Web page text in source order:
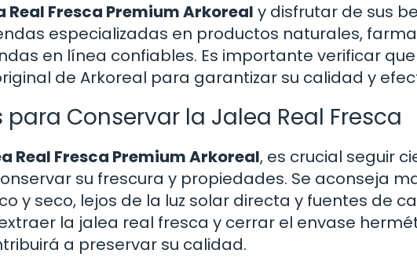
Real Fresca Premium Arkoreal y disfrutar de sus
especializadas en productos naturales,
en línea confiables. Es importante verificar
de Arkoreal para garantizar su calidad y
Conservar la Jalea Real Fresca
Real Fresca Premium Arkoreal, es crucial seguir
su frescura y propiedades. Se aconseja
y seco, lejos de la luz solar directa y fuentes de
la jalea real fresca y cerrar el envase
a preservar su calidad.